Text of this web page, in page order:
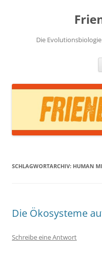
Die
SCHLAGWORTARCHIV: HUMAN
Die Ökosysteme
Schreibe eine Antwort